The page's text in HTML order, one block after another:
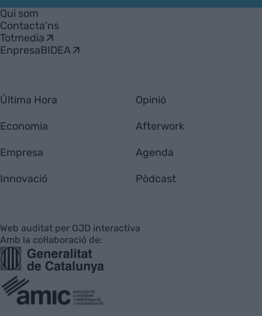
Empresa
Qui som
Contacta'ns
Totmedia
EnpresaBIDEA
Última Hora
Economia
Empresa
Innovació
Opinió
Afterwork
Agenda
Pòdcast
Web auditat per OJD interactiva
Amb la col·laboració de: